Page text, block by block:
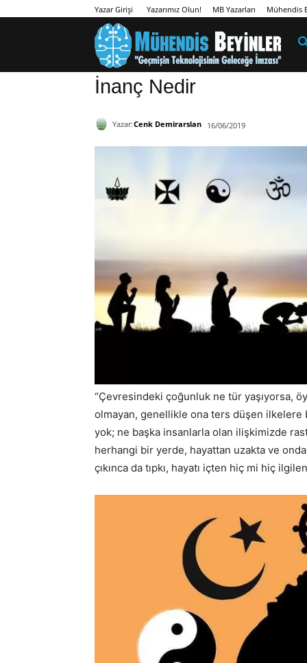
Yazar Girişi Yazarımız Olun! MB Yazarları Mühendis
İnanç Nedir
Yazar:Cenk Demirarslan 16/06/2019
“Çevresindeki çoğunluk ne tür yaşıyorsa,
olmayan, genellikle ona ters düşen ilkelere
yok; ne başka insanlarla olan ilişkimizde
herhangi bir yerde, hayattan uzakta ve
çıkınca da tıpkı, hayatı içten hiç mi hiç